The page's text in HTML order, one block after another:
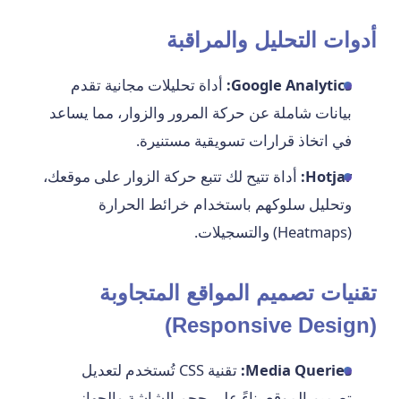
أدوات التحليل والمراقبة
Google Analytics: أداة تحليلات مجانية تقدم
بيانات شاملة عن حركة المرور والزوار، مما يساعد
في اتخاذ قرارات تسويقية مستنيرة.
Hotjar: أداة تتيح لك تتبع حركة الزوار على موقعك،
وتحليل سلوكهم باستخدام خرائط الحرارة
(Heatmaps) والتسجيلات.
تقنيات تصميم المواقع المتجاوبة
(Responsive Design)
Media Queries:
تقنية CSS تُستخدم لتعديل